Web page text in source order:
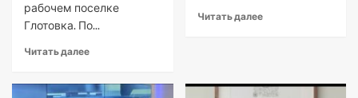
рабочем поселке
Глотовка. По...
Читать далее
Читать далее